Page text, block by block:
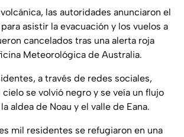
las autoridades anunciaron el
asistir la evacuación y los vuelos a
cancelados tras una alerta roja
Meteorológica de Australia.
a través de redes sociales,
cielo se volvió negro y se veía un flujo
aldea de Noau y el valle de Eana.
mil residentes se refugiaron en una